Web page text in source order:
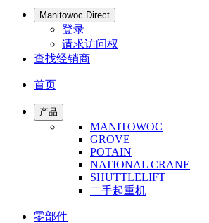
Manitowoc Direct
登录
请求访问权
查找经销商
首页
产品
MANITOWOC
GROVE
POTAIN
NATIONAL CRANE
SHUTTLELIFT
二手起重机
零部件